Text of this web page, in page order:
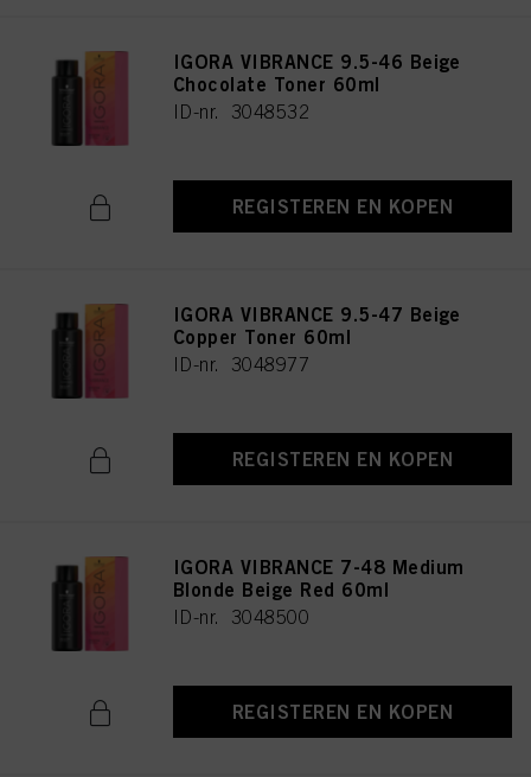
IGORA VIBRANCE 9.5-46 Beige
Chocolate Toner 60ml
ID-nr. 3048532
REGISTEREN EN KOPEN
IGORA VIBRANCE 9.5-47 Beige
Copper Toner 60ml
ID-nr. 3048977
REGISTEREN EN KOPEN
IGORA VIBRANCE 7-48 Medium
Blonde Beige Red 60ml
ID-nr. 3048500
REGISTEREN EN KOPEN